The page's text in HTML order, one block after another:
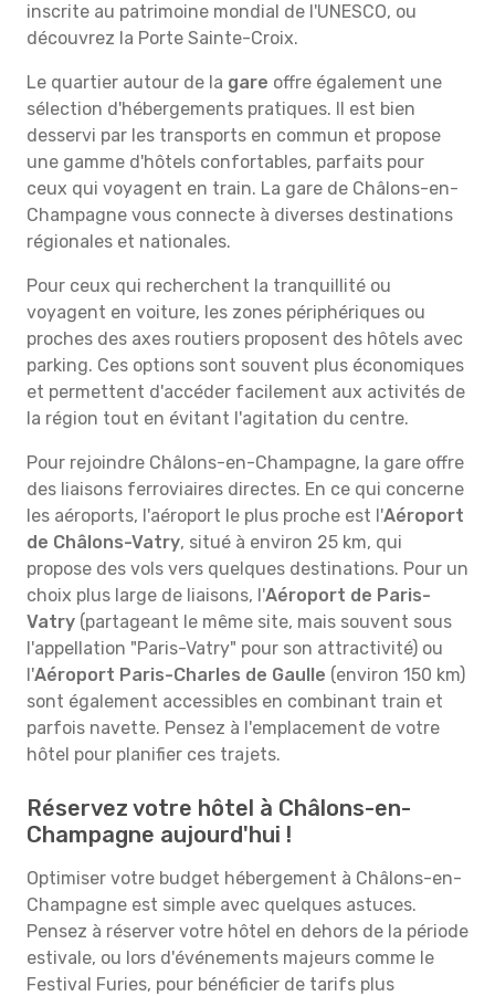
inscrite au patrimoine mondial de l'UNESCO, ou
découvrez la Porte Sainte-Croix.
Le quartier autour de la gare offre également une
sélection d'hébergements pratiques. Il est bien
desservi par les transports en commun et propose
une gamme d'hôtels confortables, parfaits pour
ceux qui voyagent en train. La gare de Châlons-en-
Champagne vous connecte à diverses destinations
régionales et nationales.
Pour ceux qui recherchent la tranquillité ou
voyagent en voiture, les zones périphériques ou
proches des axes routiers proposent des hôtels avec
parking. Ces options sont souvent plus économiques
et permettent d'accéder facilement aux activités de
la région tout en évitant l'agitation du centre.
Pour rejoindre Châlons-en-Champagne, la gare offre
des liaisons ferroviaires directes. En ce qui concerne
les aéroports, l'aéroport le plus proche est l'Aéroport
de Châlons-Vatry, situé à environ 25 km, qui
propose des vols vers quelques destinations. Pour un
choix plus large de liaisons, l'Aéroport de Paris-
Vatry (partageant le même site, mais souvent sous
l'appellation "Paris-Vatry" pour son attractivité) ou
l'Aéroport Paris-Charles de Gaulle (environ 150 km)
sont également accessibles en combinant train et
parfois navette. Pensez à l'emplacement de votre
hôtel pour planifier ces trajets.
Réservez votre hôtel à Châlons-en-
Champagne aujourd'hui !
Optimiser votre budget hébergement à Châlons-en-
Champagne est simple avec quelques astuces.
Pensez à réserver votre hôtel en dehors de la période
estivale, ou lors d'événements majeurs comme le
Festival Furies, pour bénéficier de tarifs plus